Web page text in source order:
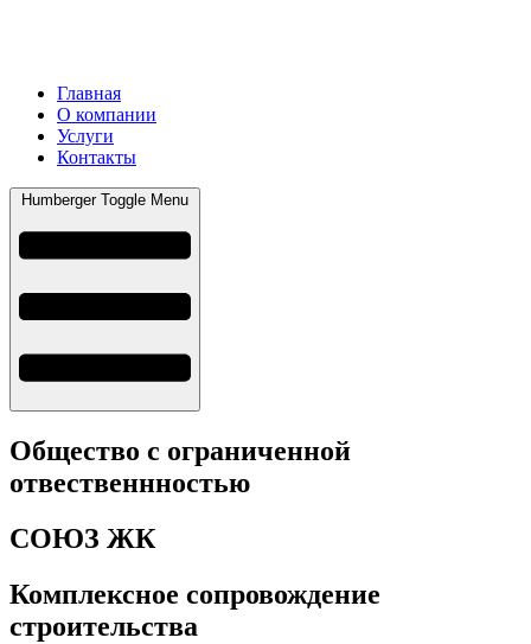
Главная
О компании
Услуги
Контакты
Humberger Toggle Menu
Общество с ограниченной
отвественнностью
СОЮЗ ЖК
Комплексное сопровождение
строительства